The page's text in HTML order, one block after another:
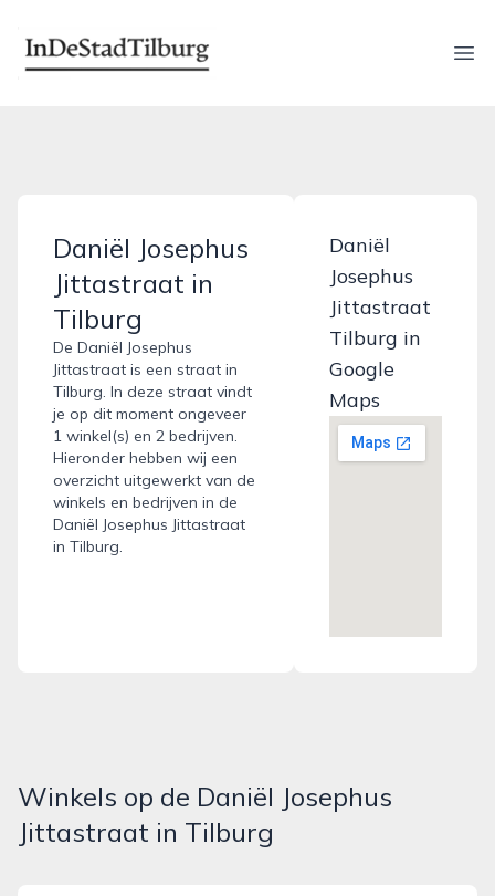
indestadtilburg.nl
Daniël Josephus
Jittastraat in
Tilburg
De Daniël Josephus
Jittastraat is een straat in
Tilburg. In deze straat vindt
je op dit moment ongeveer
1 winkel(s) en 2 bedrijven.
Hieronder hebben wij een
overzicht uitgewerkt van de
winkels en bedrijven in de
Daniël Josephus Jittastraat
in Tilburg.
Daniël
Josephus
Jittastraat
Tilburg in
Google
Maps
Winkels op de Daniël Josephus
Jittastraat in Tilburg